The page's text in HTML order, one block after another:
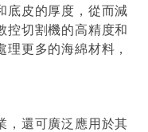
底皮的厚度，從而減
控切割機的高精度和
更多的海綿材料，
，還可廣泛應用於其